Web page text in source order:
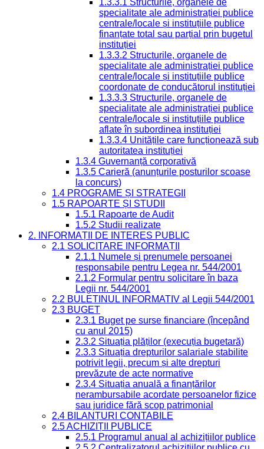
1.3.3.1 Structurile, organele de
specialitate ale administrației publice
centrale/locale și instituțiile publice
finanțate total sau parțial prin bugetul
instituției
1.3.3.2 Structurile, organele de
specialitate ale administrației publice
centrale/locale și instituțiile publice
coordonate de conducătorul instituției
1.3.3.3 Structurile, organele de
specialitate ale administrației publice
centrale/locale și instituțiile publice
aflate în subordinea instituției
1.3.3.4 Unitățile care funcționează sub
autoritatea instituției
1.3.4 Guvernanță corporativă
1.3.5 Carieră (anunțurile posturilor scoase
la concurs)
1.4 PROGRAME ȘI STRATEGII
1.5 RAPOARTE ȘI STUDII
1.5.1 Rapoarte de Audit
1.5.2 Studii realizate
2. INFORMAȚII DE INTERES PUBLIC
2.1 SOLICITARE INFORMAȚII
2.1.1 Numele și prenumele persoanei
responsabile pentru Legea nr. 544/2001
2.1.2 Formular pentru solicitare în baza
Legii nr. 544/2001
2.2 BULETINUL INFORMATIV al Legii 544/2001
2.3 BUGET
2.3.1 Buget pe surse financiare (începând
cu anul 2015)
2.3.2 Situația plăților (execuția bugetară)
2.3.3 Situația drepturilor salariale stabilite
potrivit legii, precum și alte drepturi
prevăzute de acte normative
2.3.4 Situația anuală a finanțărilor
nerambursabile acordate persoanelor fizice
sau juridice fără scop patrimonial
2.4 BILANȚURI CONTABILE
2.5 ACHIZIȚII PUBLICE
2.5.1 Programul anual al achizițiilor publice